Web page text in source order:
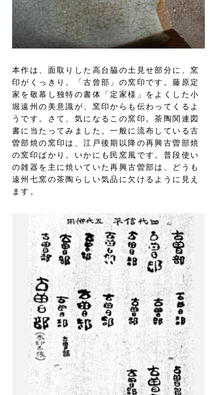
本作は、面取りした高台脇の土見せ部分に、窯
印がくっきり。「古曾部」の窯印です。藤原定
家を敬慕し独特の書体「定家様」をよくした小
堀遠州の美意識が、窯印からも伝わってくるよ
うです。さて、気になるこの窯印。茶陶関連図
書に当たってみました。一般に流布している古
曽部焼の窯印は、江戸後期以降の再興古曽部焼
の窯印ばかり。いかにも民窯風です。普段使い
の雑器を主に焼いていた再興古曽部は、どうも
遠州七窯の茶陶らしい気品に欠けるように見え
ます。